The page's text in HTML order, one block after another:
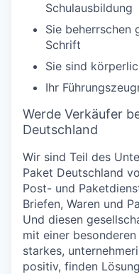
Schulausbildung
Sie beherrschen
Schrift
Sie sind
Ihr
Werde Verkäufer
Deutschland
Wir sind Teil des
Paket Deutschland
Post- und
Briefen, Waren und
Und diesen
mit einer
starkes,
positiv, finden